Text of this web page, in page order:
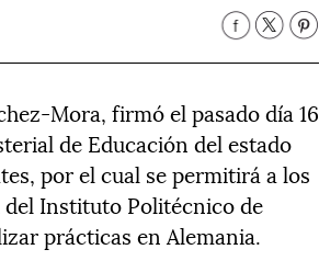
Mora, firmó el pasado día 16
de Educación del estado
por el cual se permitirá a los
Instituto Politécnico de
prácticas en Alemania.